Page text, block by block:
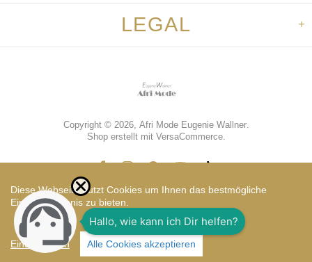
LEGAL
Copyright © 2026, Afri Mode Eugenie Wallner.
Shop erstellt mit VersaCommerce.
Vorkasse
TOP
Diese Webseite nutzt Cookies um Ihnen das bestmögliche
Einkaufserlebnis zu bieten.
Einstellungen Alle Cookies akzeptieren